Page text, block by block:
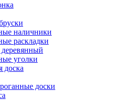
наличники
раскладки
уголки
доска
доски